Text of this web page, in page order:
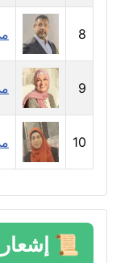
عاملة
مدونة
عاملة
مدونة
عاملة
مدونة
عاملة
8
9
10
📜